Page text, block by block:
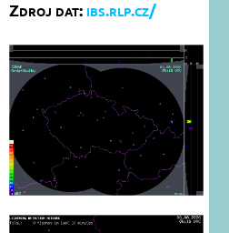
Zdroj dat: ibs.rlp.cz/